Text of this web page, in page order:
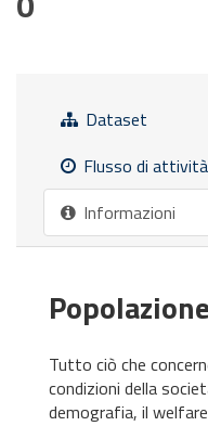
Dataset
Flusso di attività
Informazioni
Tutto ciò che
condizioni della
demografia, il